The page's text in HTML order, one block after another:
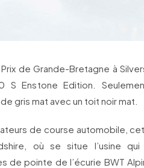
de Grande-Bretagne à
S Enstone Edition.
gris mat avec un toit noir mat.
de course automobile,
où se situe l’usine qui
pointe de l’écurie BWT